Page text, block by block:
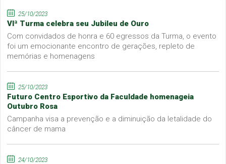
25/10/2023
VIª Turma celebra seu Jubileu de Ouro
Com convidados de honra e 60 egressos da Turma, o evento
foi um emocionante encontro de gerações, repleto de
memórias e homenagens
25/10/2023
Futuro Centro Esportivo da Faculdade homenageia
Outubro Rosa
Campanha visa a prevenção e a diminuição da letalidade do
câncer de mama
24/10/2023